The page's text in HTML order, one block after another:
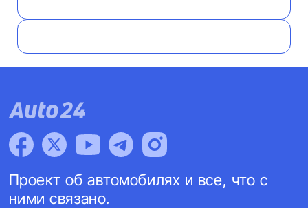
Проект об автомобилях и все, что с
ними связано.